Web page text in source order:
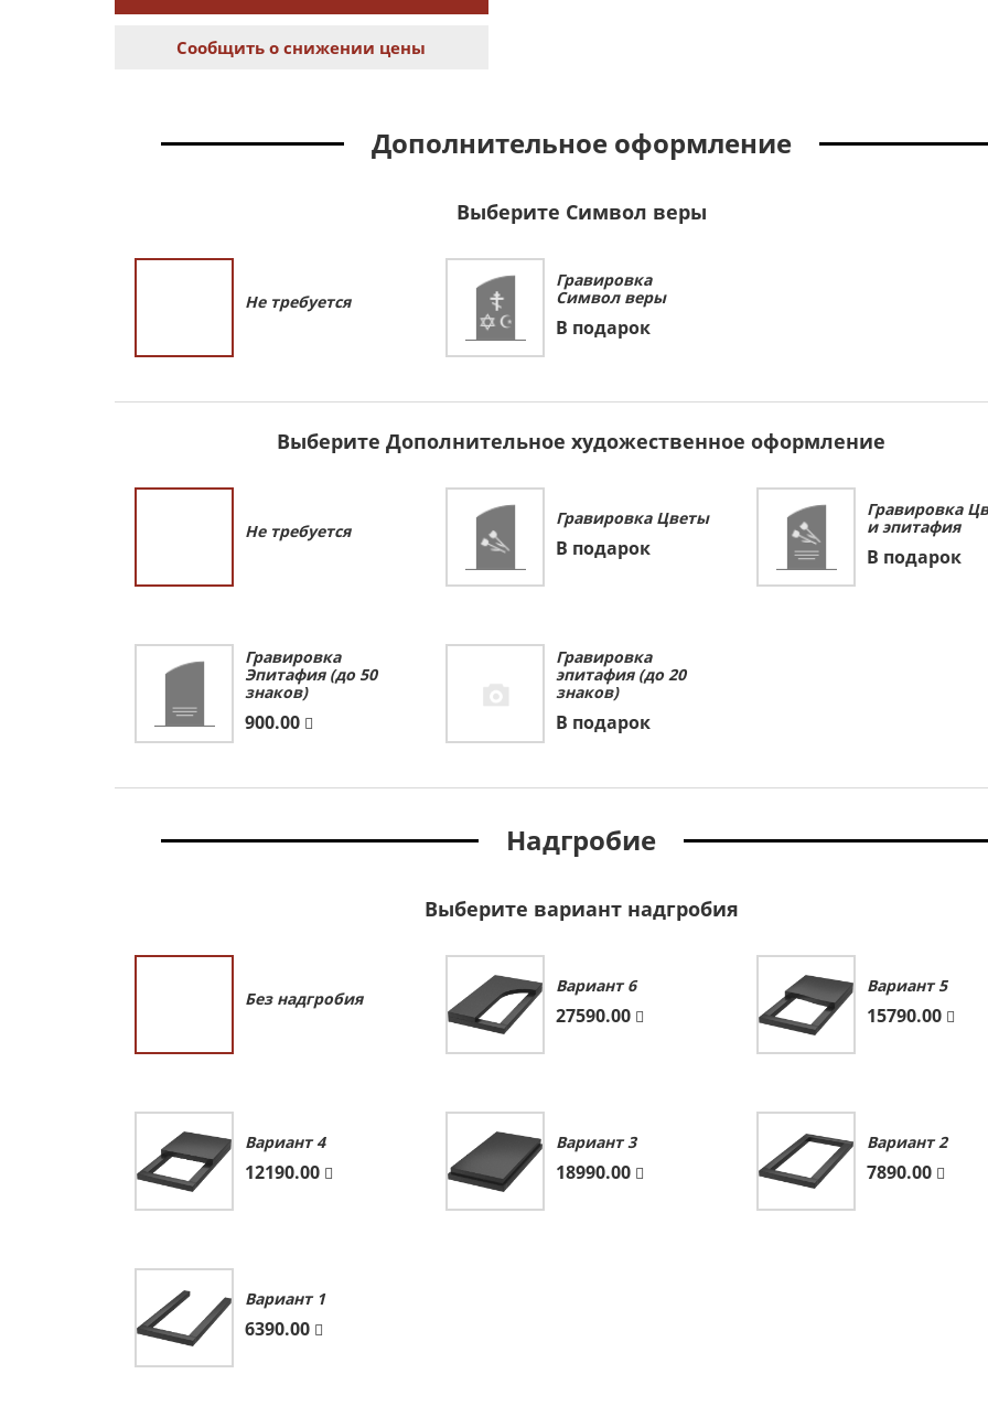
Сообщить о снижении цены
Дополнительное оформление
Выберите Символ веры
Не требуется
Гравировка
Символ веры
В подарок
Выберите Дополнительное художественное оформление
Не требуется
Гравировка Цветы
В подарок
Гравировка
и эпитафия
В подарок
Гравировка
Эпитафия (до 50
знаков)
900.00
Гравировка
эпитафия (до 20
знаков)
В подарок
Надгробие
Выберите вариант надгробия
Без надгробия
Вариант 6
27590.00
Вариант 5
15790.00
Вариант 4
12190.00
Вариант 3
18990.00
Вариант 2
7890.00
Вариант 1
6390.00